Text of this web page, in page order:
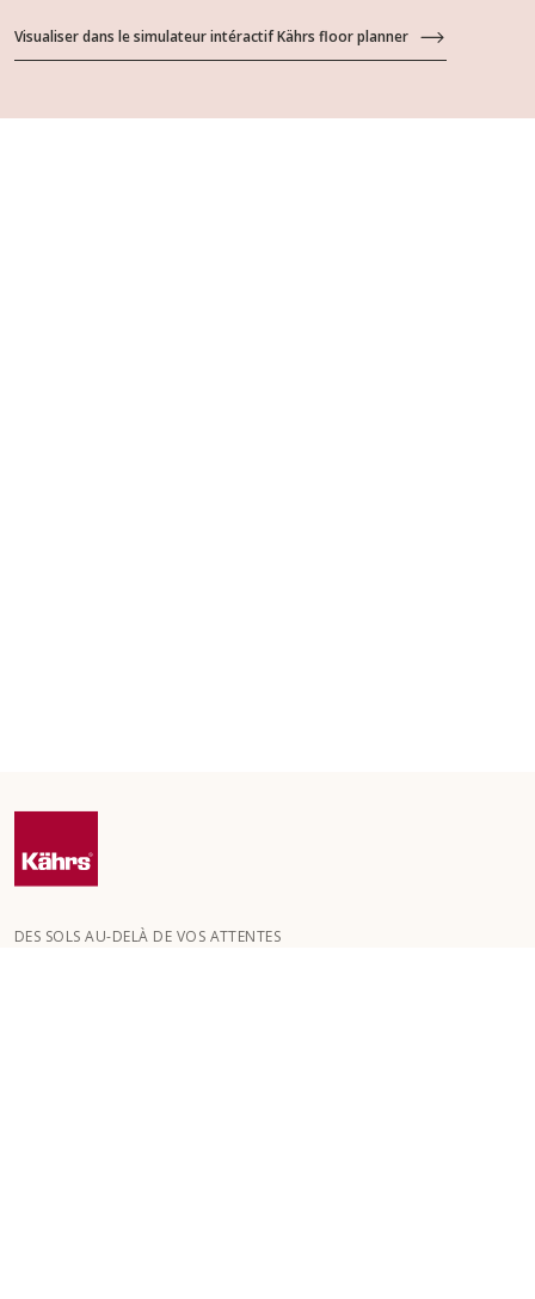
Visualiser dans le simulateur intéractif Kährs floor planner
DES SOLS AU-DELÀ DE VOS ATTENTES